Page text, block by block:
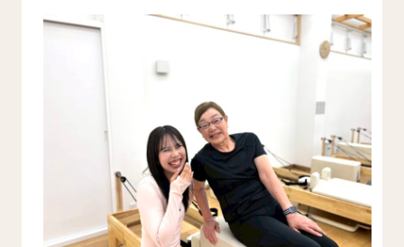
interview
無料体験予約はこちら